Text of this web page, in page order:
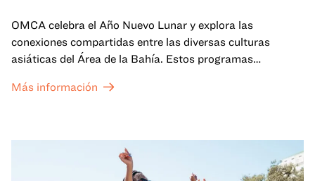
OMCA celebra el Año Nuevo Lunar y explora las
conexiones compartidas entre las diversas culturas
asiáticas del Área de la Bahía. Estos programas
celebran y honran las tradiciones del Año Nuevo Lunar a
un espacio para que nuestras comunidades AAPI se
reúnan y se eleven mutuamente con círculos de curación
tanto presenciales como virtuales.
Más información